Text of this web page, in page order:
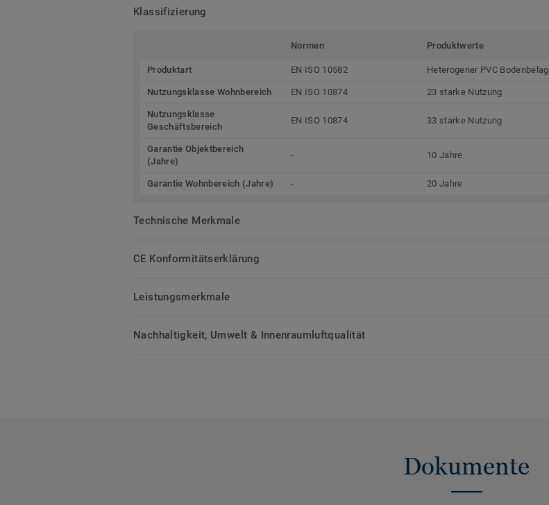
Klassifizierung
Normen Produktwerte
Produktart EN ISO 10582 Heterogener PVC Bodenbelag
Nutzungsklasse Wohnbereich EN ISO 10874 23 starke Nutzung
Nutzungsklasse
Geschäftsbereich
EN ISO 10874 33 starke Nutzung
Garantie Objektbereich
(Jahre)
- 10 Jahre
Garantie Wohnbereich (Jahre) - 20 Jahre
Technische Merkmale
CE Konformitätserklärung
Leistungsmerkmale
Nachhaltigkeit, Umwelt & Innenraumluftqualität
Dokumente